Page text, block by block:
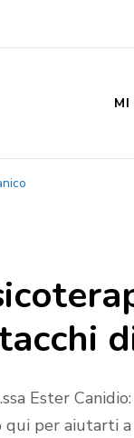
MI
Ester
qui per aiutarti